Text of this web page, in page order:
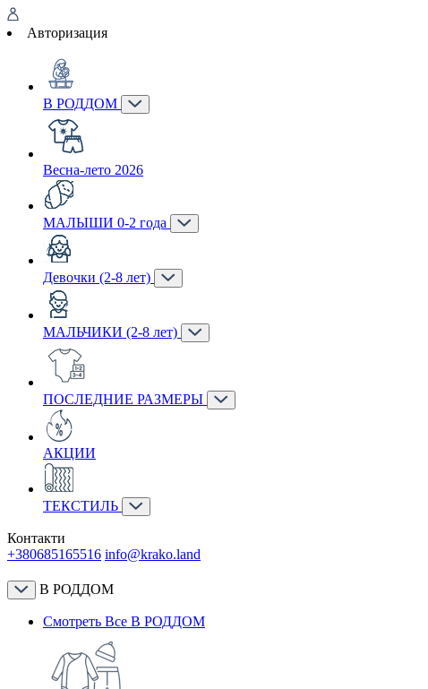
Авторизация
В РОДДОМ
Весна-лето 2026
МАЛЫШИ 0-2 года
Девочки (2-8 лет)
МАЛЬЧИКИ (2-8 лет)
ПОСЛЕДНИЕ РАЗМЕРЫ
АКЦИИ
ТЕКСТИЛЬ
Контакти
+380685165516 info@krako.land
В РОДДОМ
Смотреть Все В РОДДОМ